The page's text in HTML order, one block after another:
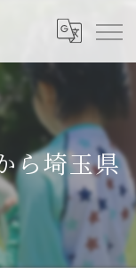
ら埼玉県